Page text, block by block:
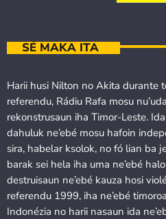
SÉ MAKA ITA
Harii husi Nilton no Akita durante
referendu, Rádiu Rafa mosu
rekonstrusaun iha Timor-Leste.
dahuluk ne’ebé mosu hafoin
sira, habelar ksolok, no fó lian ba
barak sei hela iha uma ne’ebé
destruisaun ne’ebé kauza hosi
referendu 1999, iha ne’ebé
Indonézia no harii nasaun ida